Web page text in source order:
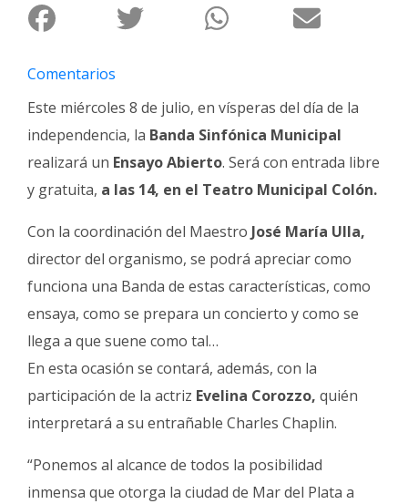
Policiales
Fotos
de
Clasificados
Fúnebres
Comentarios
Este miércoles 8 de julio, en vísperas del día de la
independencia, la Banda Sinfónica Municipal
realizará un Ensayo Abierto. Será con entrada libre
y gratuita, a las 14, en el Teatro Municipal Colón.
Con la coordinación del Maestro José María Ulla,
director del organismo, se podrá apreciar como
funciona una Banda de estas características, como
ensaya, como se prepara un concierto y como se
llega a que suene como tal…
En esta ocasión se contará, además, con la
participación de la actriz Evelina Corozzo, quién
interpretará a su entrañable Charles Chaplin.
“Ponemos al alcance de todos la posibilidad
inmensa que otorga la ciudad de Mar del Plata a